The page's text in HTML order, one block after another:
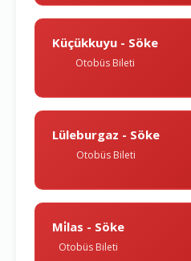
Küçükkuyu - Söke
Otobüs Bileti
Lüleburgaz - Söke
Otobüs Bileti
Mi̇las - Söke
Otobüs Bileti